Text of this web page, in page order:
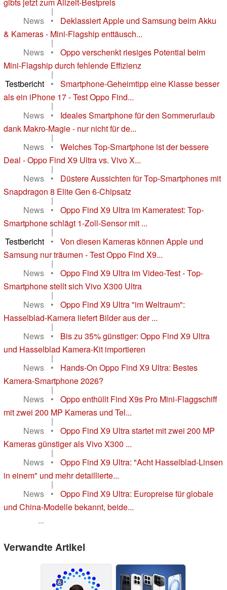
|
News
•
Deklassiert Apple und Samsung beim Akku
& Kameras - Mini-Flagship enttäusch...
|
News
•
Oppo verschenkt riesiges Potential beim
Mini-Flagship durch fehlende Effizienz
|
Testbericht
•
Smartphone-Geheimtipp eine Klasse besser
als ein iPhone 17 - Test Oppo Find...
|
News
•
Ideales Smartphone für den Sommerurlaub
dank Makro-Magie - nur nicht für de...
|
News
•
Welches Top-Smartphone ist der bessere
Deal - Oppo Find X9 Ultra vs. Vivo X...
|
News
•
Düstere Aussichten für Top-Smartphones mit
Snapdragon 8 Elite Gen 6-Chipsatz
|
News
•
Oppo Find X9 Ultra im Kameratest: Top-
Smartphone schlägt 1-Zoll-Sensor mit ...
|
Testbericht
•
Von diesen Kameras können Apple und
Samsung nur träumen - Test Oppo Find X9...
|
News
•
Oppo Find X9 Ultra im Video-Test - Top-
Smartphone stellt sich Vivo X300 Ultra
|
News
•
Oppo Find X9 Ultra "im Weltraum":
Hasselblad-Kamera liefert Bilder aus der ...
|
News
•
Bis zu 35% günstiger: Oppo Find X9 Ultra
und Hasselblad Kamera-Kit importieren
|
News
•
Hands-On Oppo Find X9 Ultra: Bestes
Kamera-Smartphone 2026?
|
News
•
Oppo enthüllt Find X9s Pro Mini-Flaggschiff
mit zwei 200 MP Kameras und Tel...
|
News
•
Oppo Find X9 Ultra startet mit zwei 200 MP
Kameras günstiger als Vivo X300 ...
|
News
•
Oppo Find X9 Ultra: "Acht Hasselblad-Linsen
in einem" und mehr detaillierte...
|
News
•
Oppo Find X9 Ultra: Europreise für globale
und China-Modelle bekannt, beide...
...
Verwandte Artikel